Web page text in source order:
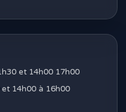
et 14h00 17h00
14h00 à 16h00